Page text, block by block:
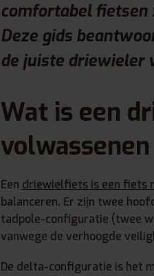
comfortabel fietsen
Deze gids
de juiste driewieler
Wat is een
Een driewielfiets is een fiets
balanceren. Er zijn twee
tadpole-configuratie (twee
vanwege de verhoogde
De delta-configuratie is het